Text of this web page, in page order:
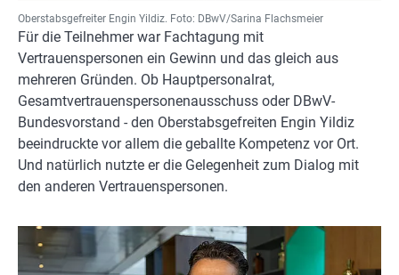
Oberstabsgefreiter Engin Yildiz. Foto: DBwV/Sarina Flachsmeier
Für die Teilnehmer war Fachtagung mit
Vertrauenspersonen ein Gewinn und das gleich aus
mehreren Gründen. Ob Hauptpersonalrat,
Gesamtvertrauenspersonenausschuss oder DBwV-
Bundesvorstand - den Oberstabsgefreiten Engin Yildiz
beeindruckte vor allem die geballte Kompetenz vor Ort.
Und natürlich nutzte er die Gelegenheit zum Dialog mit
den anderen Vertrauenspersonen.